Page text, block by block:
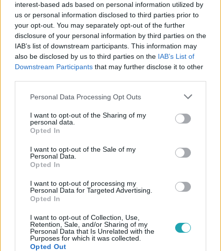
interest-based ads based on personal information utilized by
us or personal information disclosed to third parties prior to
your opt-out. You may separately opt-out of the further
disclosure of your personal information by third parties on the
IAB’s list of downstream participants. This information may
also be disclosed by us to third parties on the IAB’s List of
Downstream Participants that may further disclose it to other
Please note that this website/app uses one or more Google
not limited to your visit or usage behaviour. You may click to
grant or deny consent to Google and its third-party tags to
use your data for below specified purposes in below Google
consent section.
Personal Data Processing Opt Outs
I want to opt-out of the Sharing of my
personal data.
Opted In
I want to opt-out of the Sale of my
Personal Data.
Opted In
I want to opt-out of processing my
Personal Data for Targeted Advertising.
Opted In
I want to opt-out of Collection, Use,
Retention, Sale, and/or Sharing of my
Personal Data that Is Unrelated with the
Purposes for which it was collected.
Opted Out
Követem
VASÁRNAPI BOLTZÁR #NYITVATARTÁS
BOLTOSOK # VÉLEMÉNY
Népszerű